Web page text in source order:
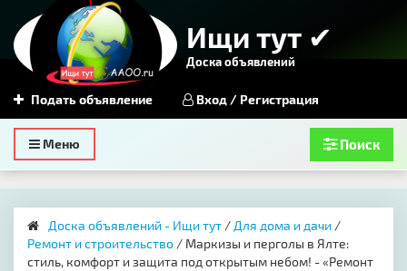
Ищи тут ✔
Доска объявлений
Подать объявление Вход / Регистрация
Toggle
navigation
Меню Поиск
Доска объявлений - Ищи тут / Для дома и дачи /
Ремонт и строительство / Маркизы и перголы в Ялте:
стиль, комфорт и защита под открытым небом! - «Ремонт